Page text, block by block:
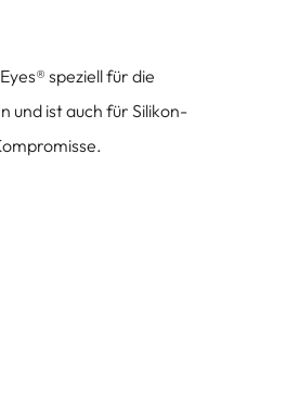
speziell für die
und ist auch für Silikon-